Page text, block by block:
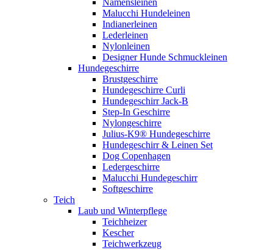
Namensleinen
Malucchi Hundeleinen
Indianerleinen
Lederleinen
Nylonleinen
Designer Hunde Schmuckleinen
Hundegeschirre
Brustgeschirre
Hundegeschirre Curli
Hundegeschirr Jack-B
Step-In Geschirre
Nylongeschirre
Julius-K9® Hundegeschirre
Hundegeschirr & Leinen Set
Dog Copenhagen
Ledergeschirre
Malucchi Hundegeschirr
Softgeschirre
Teich
Laub und Winterpflege
Teichheizer
Kescher
Teichwerkzeug